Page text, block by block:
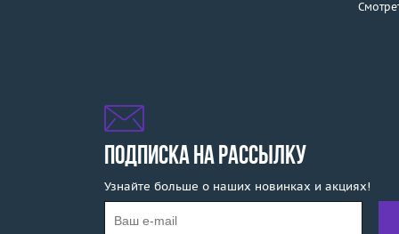
Бесплатная доставка
Покупка и оплатаПОДПИСКА НА РАССЫЛКУ
Узнайте больше о наших новинках и акциях!